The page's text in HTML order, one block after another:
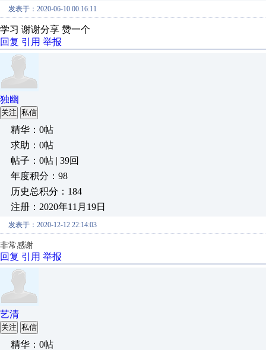
发表于：2020-06-10 00:16:11
学习 谢谢分享 赞一个
回复 引用 举报
独幽
关注 私信
精华：0帖
求助：0帖
帖子：0帖 | 39回
年度积分：98
历史总积分：184
注册：2020年11月19日
发表于：2020-12-12 22:14:03
非常感谢
回复 引用 举报
艺清
关注 私信
精华：0帖